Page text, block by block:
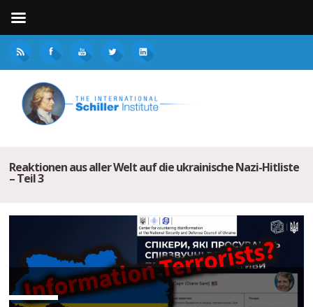
Reaktionen aus aller Welt auf die ukrainische Nazi-Hitliste
– Teil 3